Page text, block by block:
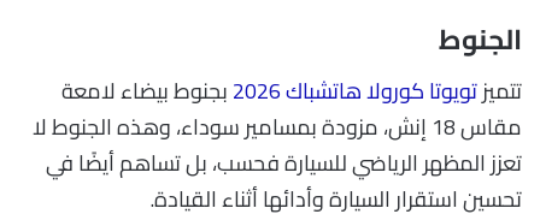
الجنوط
تتميزتويوتا كورولا هاتشباك 2026
بجنوط بيضاء لامعة
مقاس 18 إنش، مزودة بمسامير سوداء، وهذه الجنوط لا
تعزز المظهر الرياضي للسيارة فحسب، بل تساهم أيضًا في
تحسين استقرار السيارة وأدائها أثناء القيادة.